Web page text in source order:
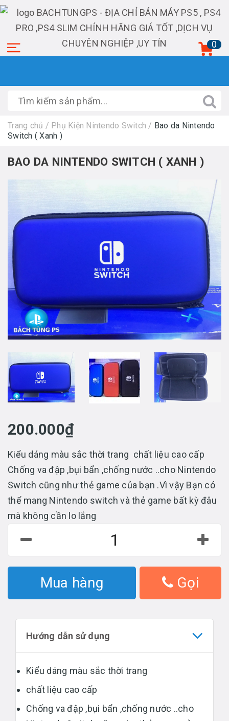
0
Trang chủ / Phụ Kiện Nintendo Switch / Bao da Nintendo
Switch ( Xanh )
BAO DA NINTENDO SWITCH ( XANH )
200.000₫
Kiểu dáng màu sắc thời trang chất liệu cao cấp
Chống va đập ,bụi bẩn ,chống nước ..cho Nintendo
Switch cũng như thẻ game của bạn .Vì vậy Bạn có
thể mang Nintendo switch và thẻ game bất kỳ đâu
mà không cần lo lắng
Mua hàng Gọi
Hướng dẫn sử dụng
Kiểu dáng màu sắc thời trang
chất liệu cao cấp
Chống va đập ,bụi bẩn ,chống nước ..cho